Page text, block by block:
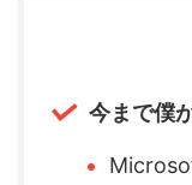
今まで僕